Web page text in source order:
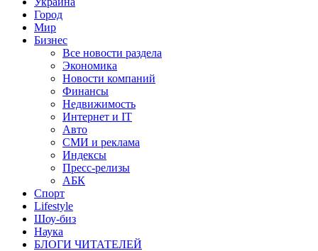
Город
Мир
Бизнес
Все новости раздела
Экономика
Новости компаний
Финансы
Недвижимость
Интернет и IT
Авто
СМИ и реклама
Индексы
Пресс-релизы
АБК
Спорт
Lifestyle
Шоу-биз
Наука
БЛОГИ ЧИТАТЕЛЕЙ